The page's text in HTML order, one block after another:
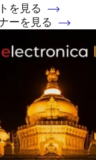
を見る
ーを見る